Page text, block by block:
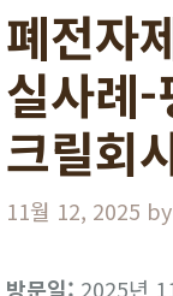
폐전자
실사례-
크릴회
11월 12, 2025 by
방문일: 2025년